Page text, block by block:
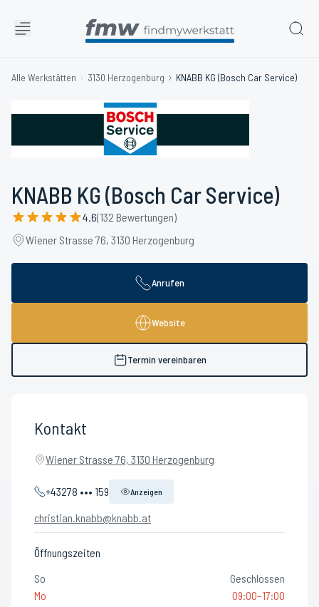
Alle Werkstätten 3130 Herzogenburg KNABB KG (Bosch Car Service)
KNABB KG (Bosch Car Service)
4.6(132 Bewertungen)
Wiener Strasse 76, 3130 Herzogenburg
Anrufen
Website
Termin vereinbaren
Kontakt
Wiener Strasse 76, 3130 Herzogenburg
+43278 ••• 159 Anzeigen
christian.knabb@knabb.at
Öffnungszeiten
So
Geschlossen
Mo
09:00–17:00